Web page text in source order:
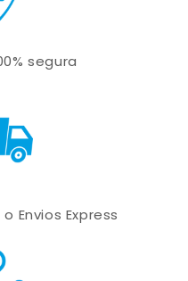
segura
Envios Express